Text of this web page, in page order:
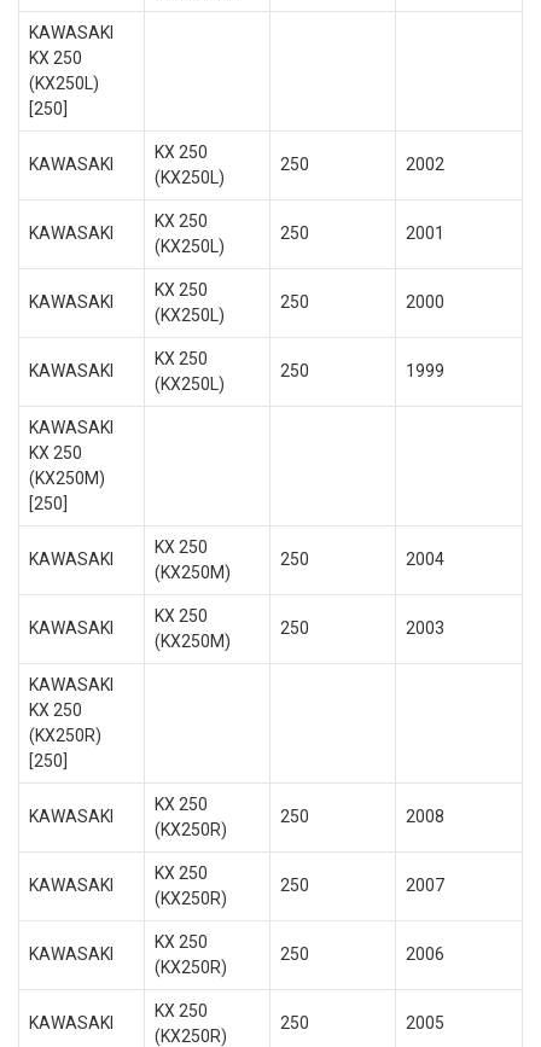
KAWASAKI
KX 250
(KX250L)
[250]
KAWASAKI
KX 250
(KX250L)
250 2002
KAWASAKI
KX 250
(KX250L)
250 2001
KAWASAKI
KX 250
(KX250L)
250 2000
KAWASAKI
KX 250
(KX250L)
250 1999
KAWASAKI
KX 250
(KX250M)
[250]
KAWASAKI
KX 250
(KX250M)
250 2004
KAWASAKI
KX 250
(KX250M)
250 2003
KAWASAKI
KX 250
(KX250R)
[250]
KAWASAKI
KX 250
(KX250R)
250 2008
KAWASAKI
KX 250
(KX250R)
250 2007
KAWASAKI
KX 250
(KX250R)
250 2006
KAWASAKI
KX 250
(KX250R)
250 2005